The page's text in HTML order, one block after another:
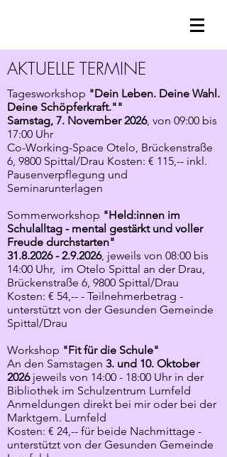
AKTUELLE TERMINE
Tagesworkshop "Dein Leben. Deine Wahl.
Deine Schöpferkraft.""
Samstag, 7. November 2026, von 09:00 bis
17:00 Uhr
Co-Working-Space Otelo, Brückenstraße
6, 9800 Spittal/Drau Kosten: € 115,-- inkl.
Pausenverpflegung und
Seminarunterlagen
Sommerworkshop "Held:innen im
Schulalltag - mental gestärkt und voller
Freude durchstarten"
31.8.2026 - 2.9.2026, jeweils von 08:00 bis
14:00 Uhr, im Otelo Spittal an der Drau,
Brückenstraße 6, 9800 Spittal/Drau
Kosten: € 54,-- - Teilnehmerbetrag -
unterstützt von der Gesunden Gemeinde
Spittal/Drau
Workshop "Fit für die Schule"
An den Samstagen 3. und 10. Oktober
2026jeweils von 14:00 - 18:00 Uhr in der
Bibliothek im Schulzentrum Lurnfeld
Anmeldungen direkt bei mir oder bei der
Marktgem. Lurnfeld
Kosten: € 24,-- für beide Nachmittage -
unterstützt von der Gesunden Gemeinde